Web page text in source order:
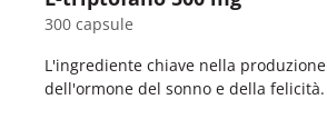
300 capsule
L'ingrediente chiave nella produzione
dell'ormone del sonno e della felicità.